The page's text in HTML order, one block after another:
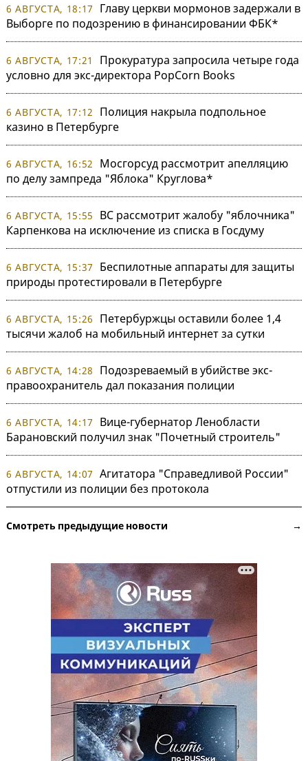
6 АВГУСТА, 18:17
Главу церкви мормонов задержали в
Выборге по подозрению в финансировании ФБК*
6 АВГУСТА, 17:21
Прокуратура запросила четыре года
условно для экс-директора PopCorn Books
6 АВГУСТА, 17:12
Полиция накрыла подпольное
казино в Петербурге
6 АВГУСТА, 16:52
Мосгорсуд рассмотрит апелляцию
по делу зампреда "Яблока" Круглова*
6 АВГУСТА, 15:55
ВС рассмотрит жалобу "яблочника"
Карпенкова на исключение из списка в Госдуму
6 АВГУСТА, 15:37
Беспилотные аппараты для защиты
природы протестировали в Петербурге
6 АВГУСТА, 15:26
Петербуржцы оставили более 1,4
тысячи жалоб на мобильный интернет за сутки
6 АВГУСТА, 14:28
Подозреваемый в убийстве экс-
правоохранитель дал показания полиции
6 АВГУСТА, 14:17
Вице-губернатор Ленобласти
Барановский получил знак "Почетный строитель"
6 АВГУСТА, 14:07 Агитатора "Справедливой России"
отпустили из полиции без протокола
Смотреть предыдущие новости →